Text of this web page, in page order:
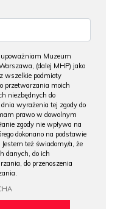
Muzeum
(dalej MHP) jako
wszelkie podmioty
przetwarzania moich
niezbędnych do
wyrażenia tej zgody do
prawo w dowolnym
zgody nie wpływa na
dokonano na podstawie
też świadomy/a, że
danych, do ich
do przenoszenia